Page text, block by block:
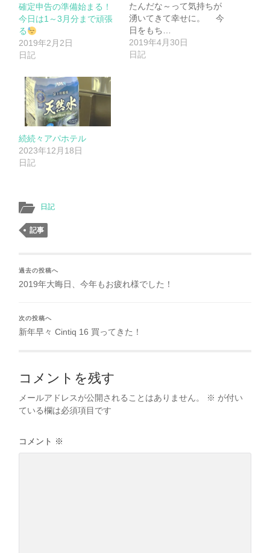
確定申告の準備始まる！
今日は1～3月分まで頑張
る
2019年2月2日
日記
たんだな～って気持ちが
湧いてきて幸せに。 今
日をもち…
2019年4月30日
日記
続続々アパホテル
2023年12月18日
日記
日記
記事
過去の投稿へ
2019年大晦日、今年もお疲れ様でした！
次の投稿へ
新年早々 Cintiq 16 買ってきた！
コメントを残す
メールアドレスが公開されることはありません。 ※ が付い
ている欄は必須項目です
コメント ※